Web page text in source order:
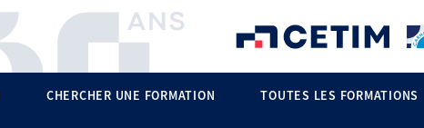
CHERCHER UNE FORMATION TOUTES LES FORMATIONS